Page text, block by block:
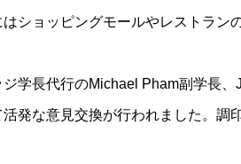
ショッピングモールやレストラ
学長代行のMichael Pham副学長
発な意見交換が行われました。